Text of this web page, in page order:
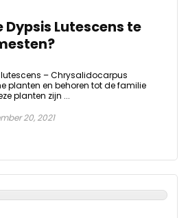
Dypsis Lutescens te
lutescens – Chrysalidocarpus
planten en behoren tot de familie
planten zijn ...
20, 2021